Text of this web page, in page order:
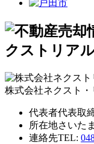
株式会社ネクスト
代表者代表取
所在地さいた
連絡先TEL: